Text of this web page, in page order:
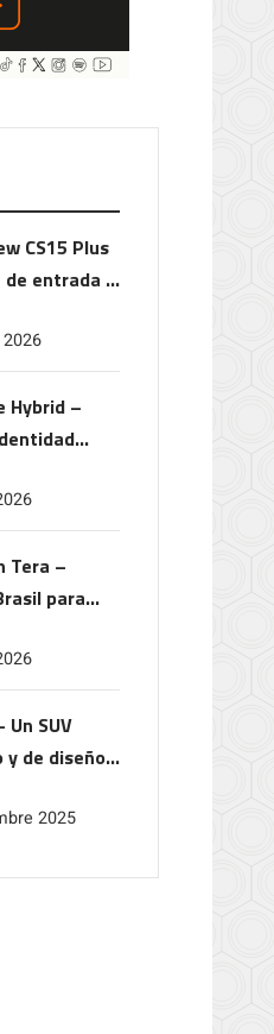
CS15 Plus
entrada a
Hybrid –
Tera –
para
Un SUV
de diseño
2025